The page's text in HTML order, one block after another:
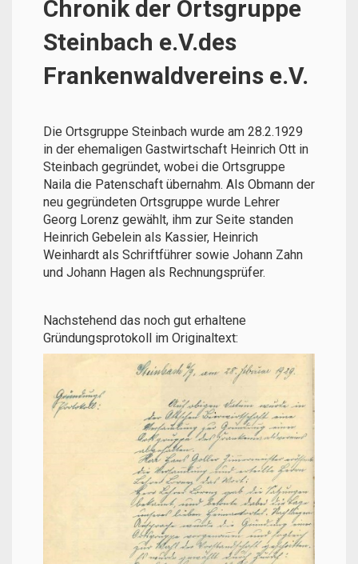
Chronik der Ortsgruppe
Steinbach e.V.des
Frankenwaldvereins e.V.
Die Ortsgruppe Steinbach wurde am 28.2.1929
in der ehemaligen Gastwirtschaft Heinrich Ott in
Steinbach gegründet, wobei die Ortsgruppe
Naila die Patenschaft übernahm. Als Obmann der
neu gegründeten Ortsgruppe wurde Lehrer
Georg Lorenz gewählt, ihm zur Seite standen
Heinrich Gebelein als Kassier, Heinrich
Weinhardt als Schriftführer sowie Johann Zahn
und Johann Hagen als Rechnungsprüfer.
Nachstehend das noch gut erhaltene
Gründungsprotokoll im Originaltext: